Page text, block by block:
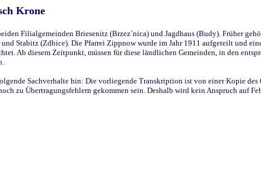
Krone
Filialgemeinden Briesenitz (Brzez`nica) und Jagdhaus (Budy). Früher
Stabitz (Zdbice). Die Pfarrei Zippnow wurde im Jahr 1911 aufgeteilt und
Ab diesem Zeitpunkt, müssen für diese ländlichen Gemeinden, in den
Sachverhalte hin: Die vorliegende Transkription ist von einer Kopie
zu Übertragungsfehlern gekommen sein. Deshalb wird kein Anspruch auf